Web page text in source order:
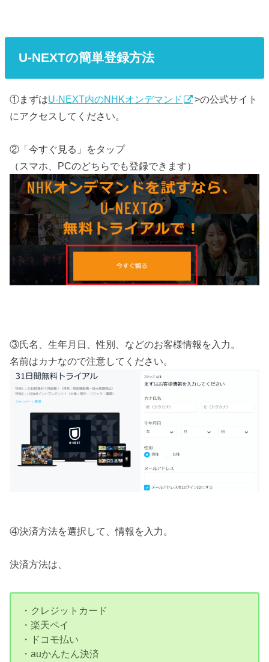
U-NEXTの簡単登録方法
①まずはU-NEXT内のNHKオンデマンド
>の公式サイト
にアクセスしてください。
②「今すぐ見る」をタップ
（スマホ、PCのどちらでも登録できます）
③氏名、生年月日、性別、などのお客様情報を入力。
名前はカナなので注意してください。
④決済方法を選択して、情報を入力。
決済方法は、
・クレジットカード
・楽天ペイ
・ドコモ払い
・auかんたん決済